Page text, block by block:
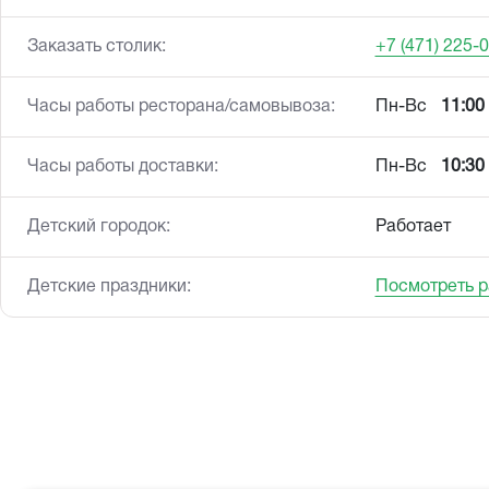
Заказать столик: +7 (471) 225-
Часы работы ресторана/самовывоза: Пн-Вс
Часы работы доставки: Пн-Вс
Детский городок: Работает
Детские праздники: Посмотреть